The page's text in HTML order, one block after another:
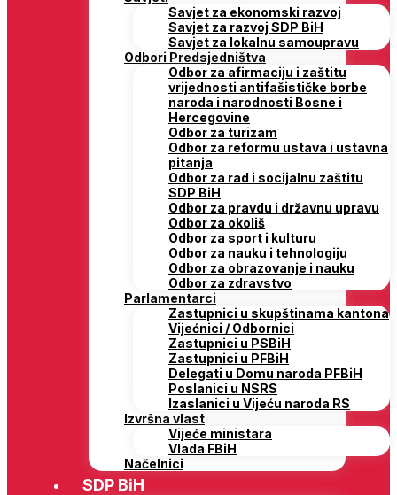
Savjet za ekonomski razvoj
Savjet za razvoj SDP BiH
Savjet za lokalnu samoupravu
Odbori Predsjedništva
Odbor za afirmaciju i zaštitu
vrijednosti antifašističke borbe
naroda i narodnosti Bosne i
Hercegovine
Odbor za turizam
Odbor za reformu ustava i ustavna
pitanja
Odbor za rad i socijalnu zaštitu
SDP BiH
Odbor za pravdu i državnu upravu
Odbor za okoliš
Odbor za sport i kulturu
Odbor za nauku i tehnologiju
Odbor za obrazovanje i nauku
Odbor za zdravstvo
Parlamentarci
Zastupnici u skupštinama kantona
Vijećnici / Odbornici
Zastupnici u PSBiH
Zastupnici u PFBiH
Delegati u Domu naroda PFBiH
Poslanici u NSRS
Izaslanici u Vijeću naroda RS
Izvršna vlast
Vijeće ministara
Vlada FBiH
Načelnici
SDP BiH